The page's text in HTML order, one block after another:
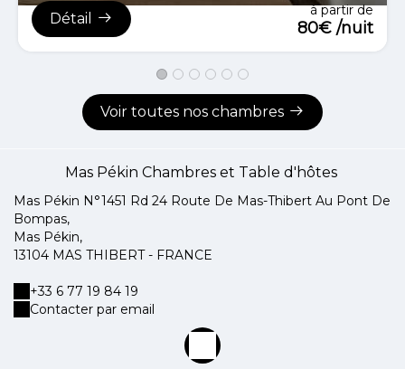
Détail
à partir de
80€ /nuit
Voir toutes nos chambres
Mas Pékin Chambres et Table d'hôtes
Mas Pékin N°1451 Rd 24 Route De Mas-Thibert Au Pont De
Bompas,
Mas Pékin,
13104 MAS THIBERT - FRANCE
+33 6 77 19 84 19
Contacter par email